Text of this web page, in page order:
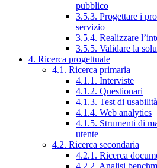
pubblico
3.5.3. Progettare i
servizio
3.5.4. Realizzare
3.5.5. Validare la
4. Ricerca progettuale
4.1. Ricerca primaria
4.1.1. Interviste
4.1.2. Questionari
4.1.3. Test di usabilità
4.1.4. Web analytics
4.1.5. Strumenti di
utente
4.2. Ricerca secondaria
4.2.1. Ricerca
4.2.2. Analisi